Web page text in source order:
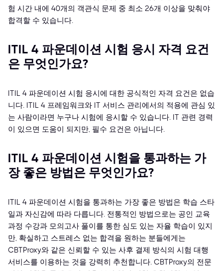
험 시간 내에 40개의 객관식 문제 중 최소 26개 이상을 맞춰야
합격할 수 있습니다.
ITIL 4 파운데이션 시험 응시 자격 요건
은 무엇인가요?
ITIL 4 파운데이션 시험 응시에 대한 공식적인 자격 요건은 없습
니다. ITIL 4 프레임워크와 IT 서비스 관리에서의 적용에 관심 있
는 사람이라면 누구나 시험에 응시할 수 있습니다. IT 관련 경력
이 있으면 도움이 되지만, 필수 요건은 아닙니다.
ITIL 4 파운데이션 시험을 통과하는 가
장 좋은 방법은 무엇인가요?
ITIL 4 파운데이션 시험을 통과하는 가장 좋은 방법은 학습 스타
일과 자신감에 따라 다릅니다. 전통적인 방법으로는 공인 교육
과정 수강과 모의고사 풀이를 통한 심도 있는 자율 학습이 있지
만, 확실하고 스트레스 없는 합격을 원하는 분들에게는
CBTProxy와 같은 신뢰할 수 있는 사후 결제 방식의 시험 대행
서비스를 이용하는 것을 강력히 추천합니다. CBTProxy의 전문